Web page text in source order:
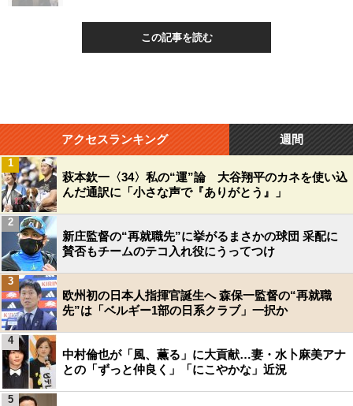
この記事を読む
アクセスランキング 週間
萩本欽一〈34〉私の“運”論 大谷翔平のカネを使い込
んだ通訳に「小さな声で『ありがとう』」
1
新庄監督の“再就職先”に挙がるまさかの球団 采配に
賛否もチームのテコ入れ役にうってつけ
2
欧州初の日本人指揮官誕生へ 森保一監督の“再就職
先”は「ベルギー1部の日系クラブ」一択か
3
中村倫也が「風、薫る」に大貢献…妻・水卜麻美アナ
との「ずっと仲良く」「にこやかな」近況
4
5